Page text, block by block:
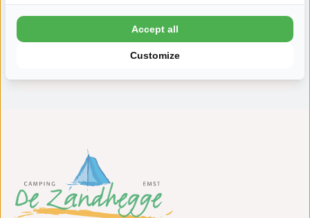
8,5 Ardoer Gästebewertung
24 Stunden Bedenkzeit
Kinder bis zum 2 Lebensjahr kostenlos
Customize
Accept all